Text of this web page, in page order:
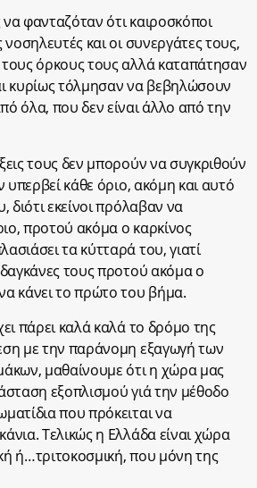
φανταζόταν ότι καιροσκόποι
νοσηλευτές και οι συνεργάτες τους,
όρκους τους αλλά καταπάτησαν
κυρίως τόλμησαν να βεβηλώσουν
όλα, που δεν είναι άλλο από την
τους δεν μπορούν να συγκριθούν
υπερβεί κάθε όριο, ακόμη και αυτό
διότι εκείνοι πρόλαβαν να
προτού ακόμα ο καρκίνος
τα κύτταρά του, γιατί
τους προτού ακόμα ο
κάνει το πρώτο του βήμα.
πάρει καλά καλά το δρόμο της
με την παράνομη εξαγωγή των
μαθαίνουμε ότι η χώρα μας
εξοπλισμού γιά την μέθοδο
που πρόκειται να
Τελικώς η Ελλάδα είναι χώρα
ή…τριτοκοσμική, που μόνη της